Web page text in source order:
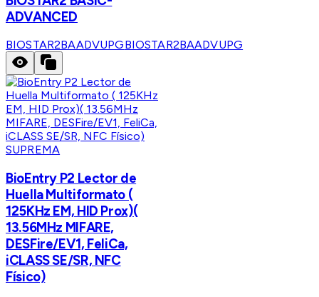
ADVANCED
BIOSTAR2BAADVUPGBIOSTAR2BAADVUPG
SUPREMA
BioEntry P2 Lector de
Huella Multiformato (
125KHz EM, HID Prox)(
13.56MHz MIFARE,
DESFire/EV1, FeliCa,
iCLASS SE/SR, NFC
Físico)